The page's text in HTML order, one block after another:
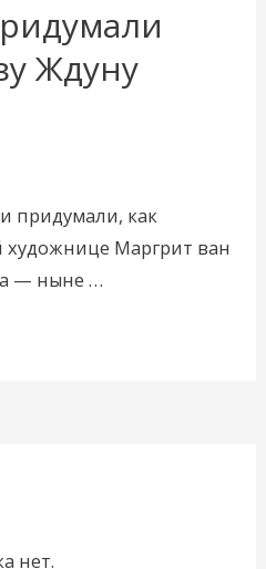
Ждуну
придумали, как
художнице Маргрит ван
— ныне …
нет.